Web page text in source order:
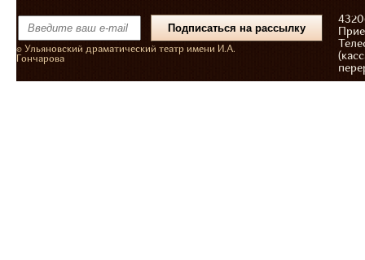
© Ульяновский драматический театр имени И.А.
Гончарова